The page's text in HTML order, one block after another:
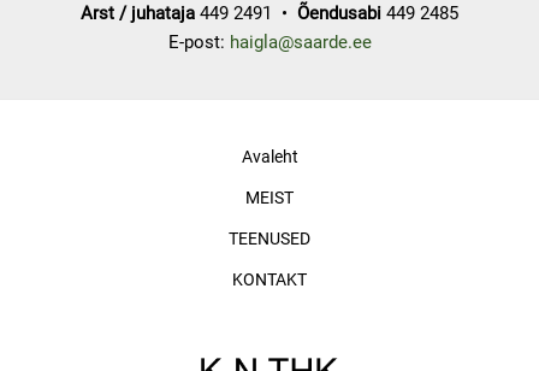
Arst / juhataja 449 2491 • Õendusabi 449 2485
E-post: haigla@saarde.ee
Avaleht
MEIST
TEENUSED
KONTAKT